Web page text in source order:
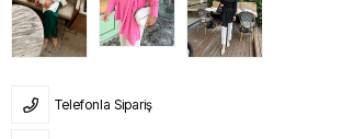
Telefonla Sipariş